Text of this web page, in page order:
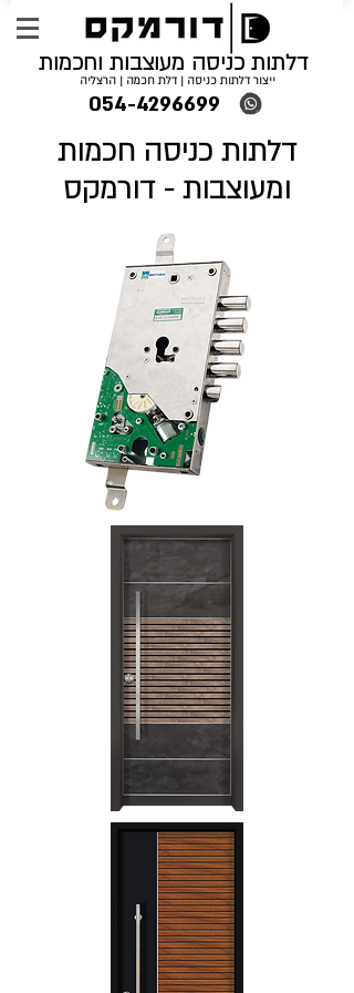
דלתות כניסה מעוצבות וחכמות
ייצור דלתות כניסה | דלת חכמה | הרצליה
054-4296699
דלתות כניסה חכמות
ומעוצבות - דורמקס